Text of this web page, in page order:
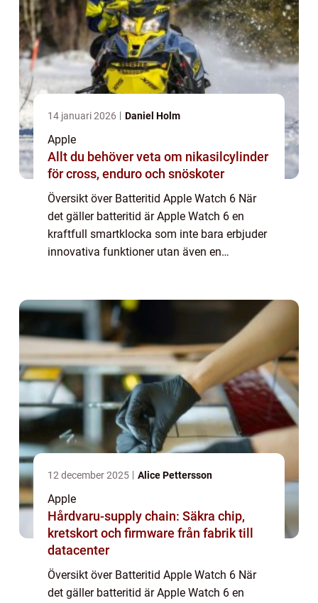
14 januari 2026 Daniel Holm
Apple
Allt du behöver veta om nikasilcylinder
för cross, enduro och snöskoter
Översikt över Batteritid Apple Watch 6 När
det gäller batteritid är Apple Watch 6 en
kraftfull smartklocka som inte bara erbjuder
innovativa funktioner utan även en
batteritid...
12 december 2025 Alice Pettersson
Apple
Hårdvaru-supply chain: Säkra chip,
kretskort och firmware från fabrik till
datacenter
Översikt över Batteritid Apple Watch 6 När
det gäller batteritid är Apple Watch 6 en